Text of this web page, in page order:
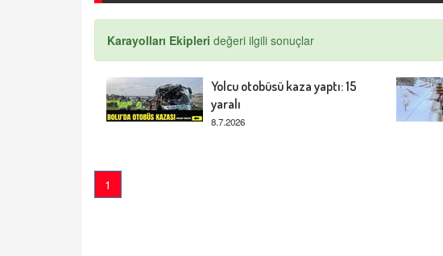
Karayolları Ekipleri değeri ilgili sonuçlar
Yolcu otobüsü kaza yaptı: 15
yaralı
8.7.2026
1